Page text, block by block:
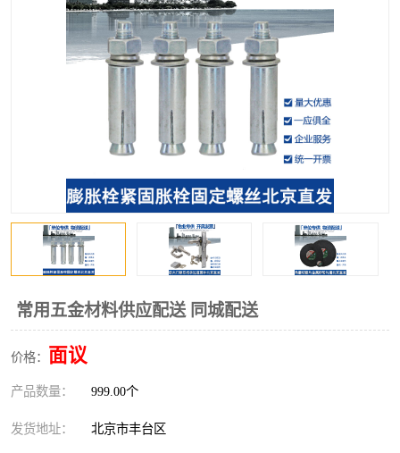
常用五金材料供应配送 同城配送
价格： 面议
产品数量： 999.00个
发货地址： 北京市丰台区